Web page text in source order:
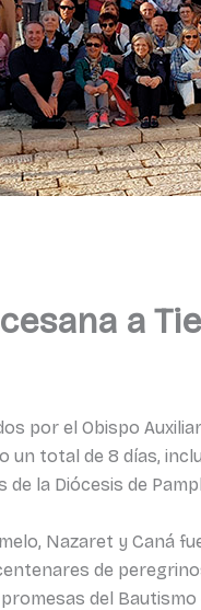
a
por el Obispo
un total de 8 días,
la Diócesis de
Nazaret y Caná
de
del